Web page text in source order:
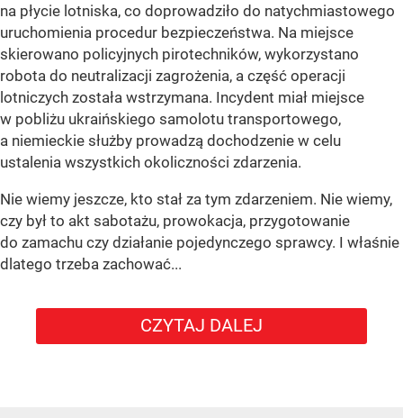
na płycie lotniska, co doprowadziło do natychmiastowego
uruchomienia procedur bezpieczeństwa. Na miejsce
skierowano policyjnych pirotechników, wykorzystano
robota do neutralizacji zagrożenia, a część operacji
lotniczych została wstrzymana. Incydent miał miejsce
w pobliżu ukraińskiego samolotu transportowego,
a niemieckie służby prowadzą dochodzenie w celu
ustalenia wszystkich okoliczności zdarzenia.
Nie wiemy jeszcze, kto stał za tym zdarzeniem. Nie wiemy,
czy był to akt sabotażu, prowokacja, przygotowanie
do zamachu czy działanie pojedynczego sprawcy. I właśnie
dlatego trzeba zachować...
CZYTAJ DALEJ